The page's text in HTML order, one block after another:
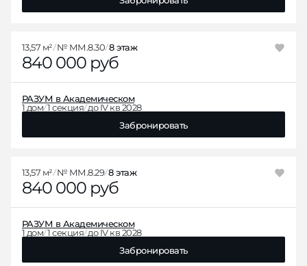
840 000 руб
13,57 м² № ММ.8.30 8 этаж
РАЗУМ в Академическом
1 дом 1 секция до IV кв 2028
Забронировать
840 000 руб
13,57 м² № ММ.8.29 8 этаж
РАЗУМ в Академическом
1 дом 1 секция до IV кв 2028
Забронировать